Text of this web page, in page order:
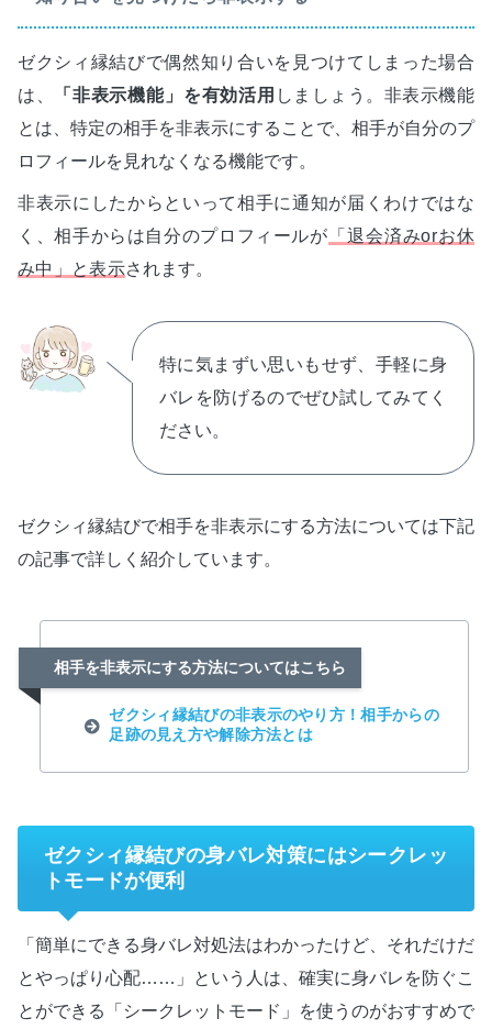
ゼクシィ縁結びで偶然知り合いを見つけてしまった場合
は、
「非表示機能」を有効活用 しましょう。非表示機能
とは、特定の相手を非表示にすることで、相手が自分のプ
ロフィールを見れなくなる機能です。
非表示にしたからといって相手に通知が届くわけではな
く、相手からは自分のプロフィールが 「退会済みorお休
み中」と表示されます。
特に気まずい思いもせず、手軽に身
バレを防げるのでぜひ試してみてく
ださい。
ゼクシィ縁結びで相手を非表示にする方法については下記
の記事で詳しく紹介しています。
相手を非表示にする方法についてはこちら
ゼクシィ縁結びの非表示のやり方！相手からの
足跡の見え方や解除方法とは
ゼクシィ縁結びの身バレ対策にはシークレッ
トモードが便利
「簡単にできる身バレ対処法はわかったけど、それだけだ
とやっぱり心配……」という人は、確実に身バレを防ぐこ
とができる「シークレットモード」を使うのがおすすめで